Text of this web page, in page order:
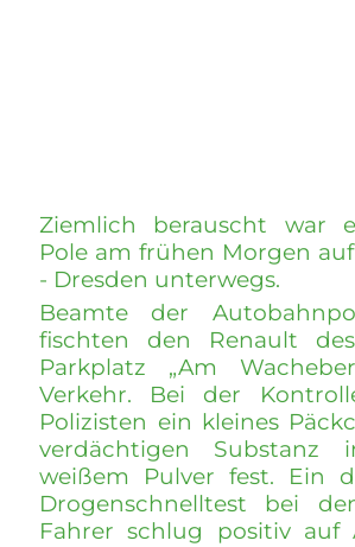
Ziemlich berauscht war
Pole am frühen Morgen
- Dresden unterwegs.
Beamte der
fischten den Renault
Parkplatz „Am
Verkehr. Bei der
Polizisten ein kleines
verdächtigen Substanz
weißem Pulver fest. Ein
Drogenschnelltest bei
Fahrer schlug positiv auf